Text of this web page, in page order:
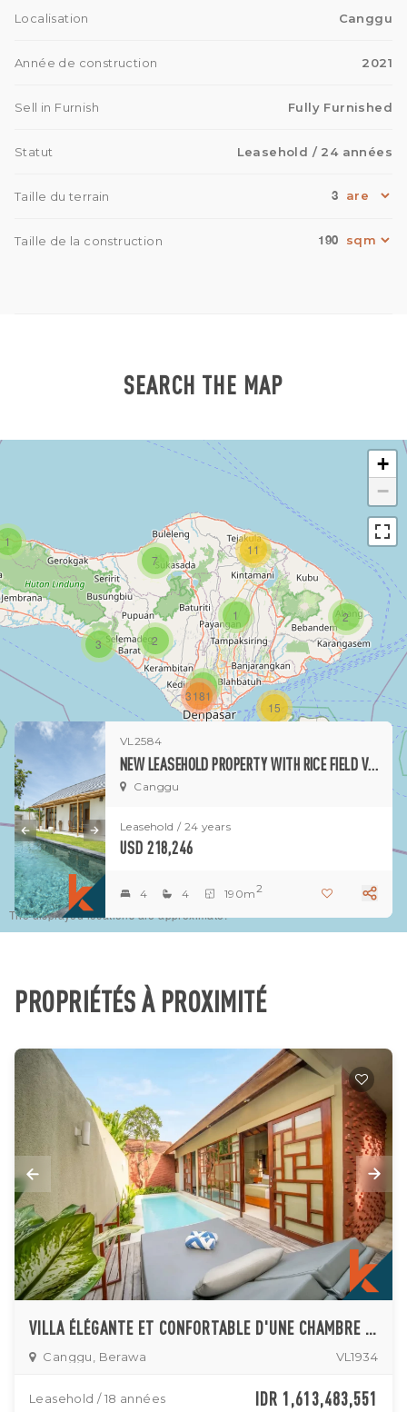
Localisation Canggu
Année de construction 2021
Sell in Furnish Fully Furnished
Statut Leasehold / 24 années
Taille du terrain 3
Taille de la construction 190
SEARCH THE MAP
1
1
1
3
7
2
15
11
3181
2
+
−
The displayed locations are approximate.
VL2584
NEW LEASEHOLD PROPERTY WITH RICE FIELD VIEW
Canggu
Leasehold / 24 years
USD 218,246
4 4 190m2
PROPRIÉTÉS À PROXIMITÉ
VILLA ÉLÉGANTE ET CONFORTABLE D'UNE CHAMBRE À VENDRE À BERAWA
Canggu, Berawa VL1934
Leasehold / 18 années IDR 1,613,483,551